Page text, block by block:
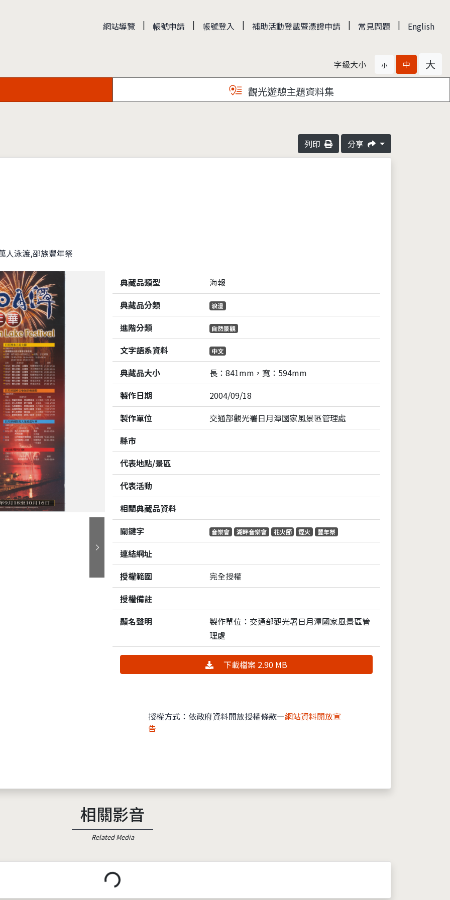
網站導覽 | 帳號申請 | 帳號登入 | 補助活動登載暨憑證申請 | 常見問題 | English
字級大小 小 中 大
觀光遊憩主題資料集
列印 分享
人泳渡,邵族豐年祭
下一張
典藏品類型
海報
典藏品分類
浪漫
進階分類 自然景觀
文字語系資料 中文
典藏品大小
長：841mm，寬：594mm
製作日期
2004/09/18
製作單位
交通部觀光署日月潭國家風景區管理處
縣市
代表地點/景區
代表活動
相關典藏品資料
關鍵字
音樂會 湖畔音樂會 花火節 煙火 豐年祭
連結網址
授權範圍
完全授權
授權備註
顯名聲明
製作單位：交通部觀光署日月潭國家風景區管
理處
下載檔案 2.90 MB
授權方式：依政府資料開放授權條款—網站資料開放宣
告
相關影音
Related Media
載入中...